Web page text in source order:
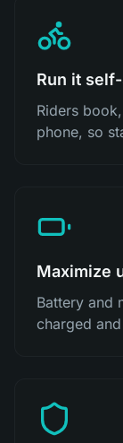
Run it
Riders
phone, so
Maximize
Battery and
charged